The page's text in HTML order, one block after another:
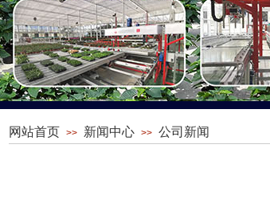
网站首页 >> 新闻中心 >> 公司新闻